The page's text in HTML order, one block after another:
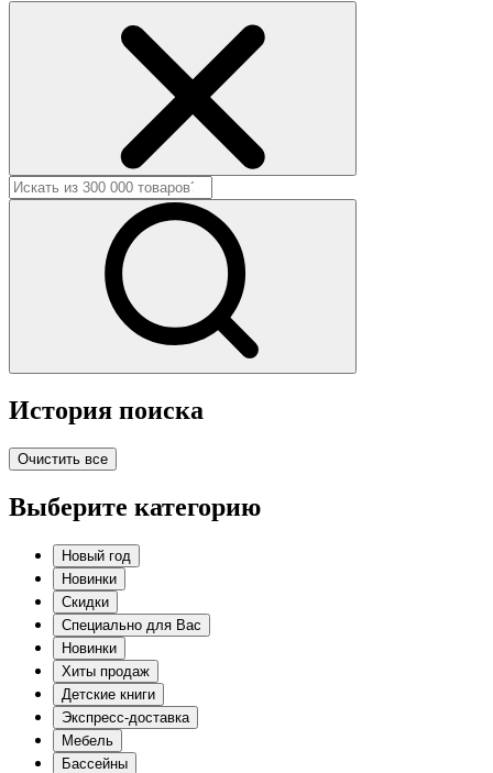
История поиска
Очистить все
Выберите категорию
Новый год
Новинки
Скидки
Специально для Вас
Новинки
Хиты продаж
Детские книги
Экспресс-доставка
Мебель
Бассейны